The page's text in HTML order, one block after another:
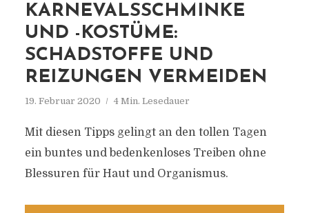
KARNEVALSSCHMINKE
UND -KOSTÜME:
SCHADSTOFFE UND
REIZUNGEN VERMEIDEN
19. Februar 2020 4 Min. Lesedauer
Mit diesen Tipps gelingt an den tollen Tagen
ein buntes und bedenkenloses Treiben ohne
Blessuren für Haut und Organismus.